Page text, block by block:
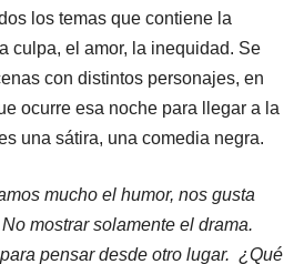
los temas que contiene la
culpa, el amor, la inequidad. Se
con distintos personajes, en
ocurre esa noche para llegar a la
una sátira, una comedia negra.
mucho el humor, nos gusta
mostrar solamente el drama.
pensar desde otro lugar. ¿Qué